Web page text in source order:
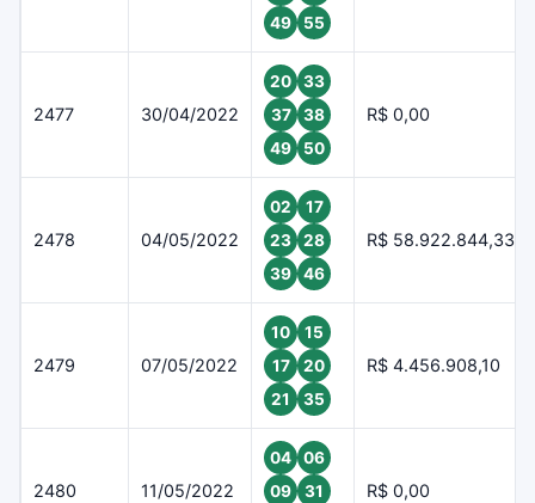
49
55
2477 30/04/2022
20
33
37
38
49
50
R$ 0,00
2478 04/05/2022
02
17
23
28
39
46
R$ 58.922.844,33
2479 07/05/2022
10
15
17
20
21
35
R$ 4.456.908,10
2480 11/05/2022
04
06
09
31
R$ 0,00